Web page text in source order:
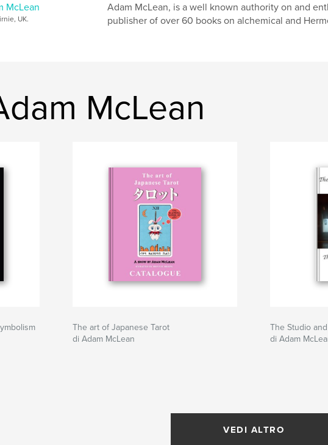
McLean
UK.
Adam McLean, is a well known authority on and
publisher of over 60 books on alchemical and
McLean
The art of Japanese Tarot
di Adam McLean
The Studio
di Adam
VEDI ALTRO